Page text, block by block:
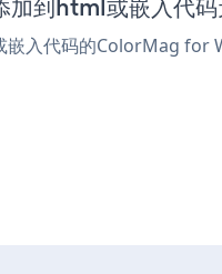
到html或嵌入代码
入代码的ColorMag for